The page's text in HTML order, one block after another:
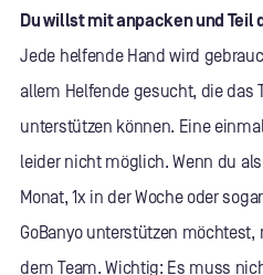
Du willst mit anpacken und Teil
Jede helfende Hand wird
allem Helfende gesucht, die das
unterstützen können. Eine
leider nicht möglich. Wenn du
Monat, 1x in der Woche oder
GoBanyo unterstützen
dem Team. Wichtig: Es muss